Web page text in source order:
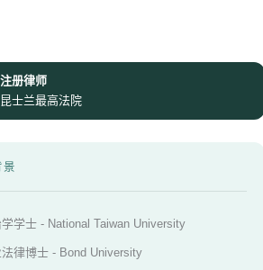
注册律师
昆士兰最高法院
学士 - National Taiwan University
律博士 - Bond University